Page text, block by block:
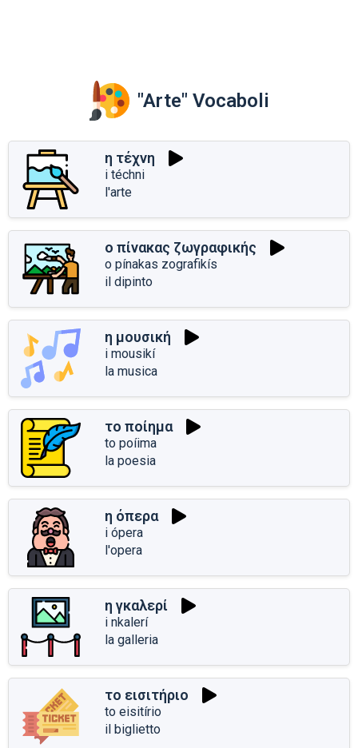
"Arte" Vocaboli
η τέχνη
i téchni
l'arte
ο πίνακας ζωγραφικής
o pínakas zografikís
il dipinto
η μουσική
i mousikí
la musica
το ποίημα
to poíima
la poesia
η όπερα
i ópera
l'opera
η γκαλερί
i nkalerí
la galleria
το εισιτήριο
to eisitírio
il biglietto